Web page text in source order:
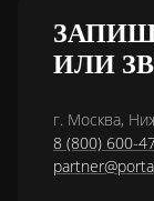
ИЛИ
г. Москва,
8 (800) 600-